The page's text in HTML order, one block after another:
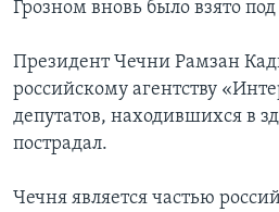
Грозном вновь было взято
Президент Чечни Рамзан
российскому агентству
депутатов, находившихся в
пострадал.
Чечня является частью